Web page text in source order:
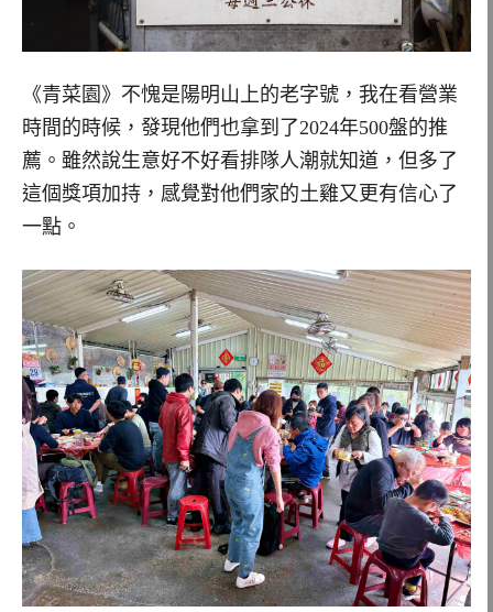
《青菜園》不愧是陽明山上的老字號，我在看營業
時間的時候，發現他們也拿到了2024年500盤的推
薦。雖然說生意好不好看排隊人潮就知道，但多了
這個獎項加持，感覺對他們家的土雞又更有信心了
一點。